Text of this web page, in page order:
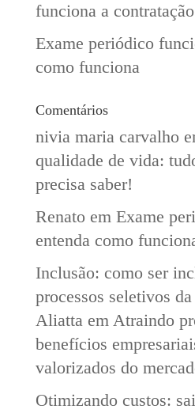
funciona a contratação
Exame periódico
como funciona
Comentários
nivia maria carvalho
qualidade de vida:
precisa saber!
Renato em Exame
entenda como
Inclusão: como ser
processos seletivos
Aliattaem Atraindo
benefícios
valorizados do
Otimizando custos: